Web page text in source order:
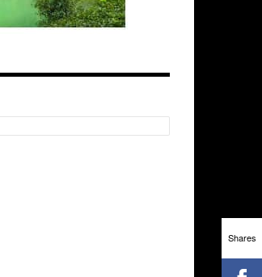
Shares